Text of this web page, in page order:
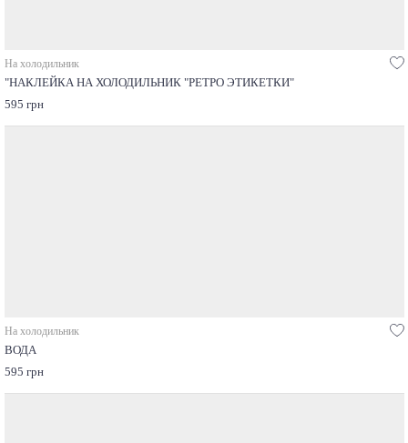
На холодильник
"НАКЛЕЙКА НА ХОЛОДИЛЬНИК "РЕТРО ЭТИКЕТКИ"
595 грн
На холодильник
ВОДА
595 грн